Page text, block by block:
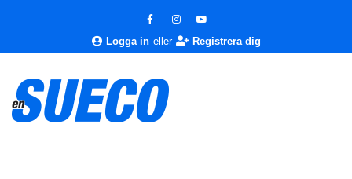
Logga in eller Registrera dig